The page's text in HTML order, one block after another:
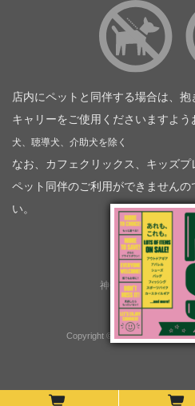
店内にペットと同伴する場合は、
キャリーをご使用くださいますよう
犬、聴導犬、介助犬を除く
なお、カフェクリックス、キッズ
ペット同伴のご利用ができません
い。
神奈川トヨタ自動車
トヨタモビリテ
株式会社会社ＫＴ
Copyright © GOOD OPEN AIRS